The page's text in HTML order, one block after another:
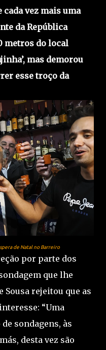
cada vez mais uma
da República
metros do local
mas demorou
esse troço da
de Natal no Barreiro
por parte dos
que lhe
Sousa rejeitou que as
“Uma
sondagens, às
desta vez são